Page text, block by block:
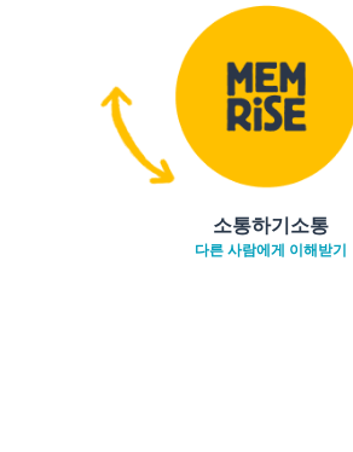
소통하기소통
다른 사람에게 이해받기